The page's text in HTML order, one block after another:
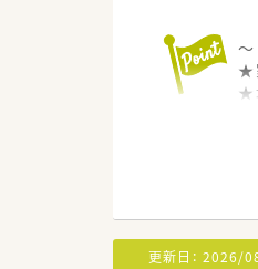
★
★
更新日： 2026/